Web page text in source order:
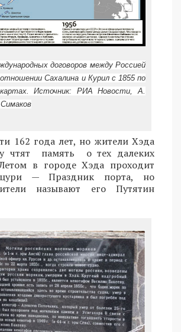
договоров между Россией
Сахалина и Курил с 1855 по
Источник: РИА Новости, А.
162 года лет, но жители Хэда
чтят память о тех далеких
в городе Хэда проходит
— Праздник порта, но
называют его Путятин